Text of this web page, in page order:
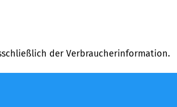
der Verbraucherinformation.